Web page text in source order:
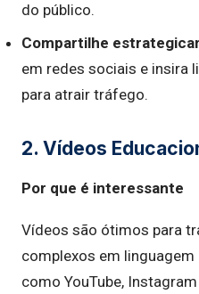
do público.
Compartilhe
em redes sociais e insira
para atrair tráfego.
2. Vídeos
Por que é interessante
Vídeos são ótimos para
complexos em
como YouTube,